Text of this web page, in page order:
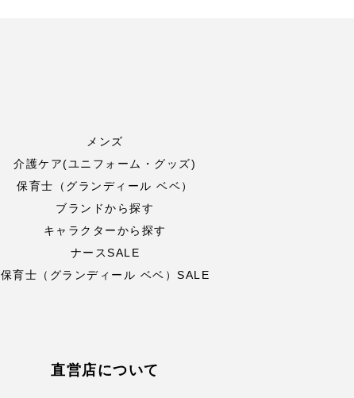
メンズ
介護ケア(ユニフォーム・グッズ)
保育士（グランディール ベベ）
ブランドから探す
キャラクターから探す
ナースSALE
保育士（グランディール ベベ）SALE
直営店について